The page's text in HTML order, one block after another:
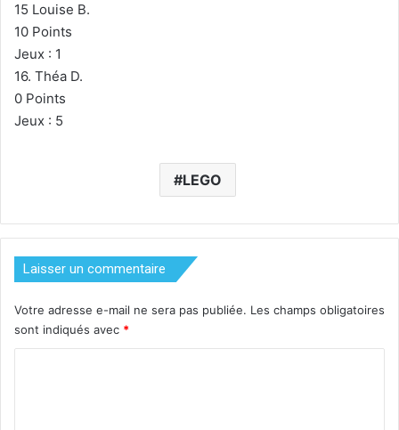
15 Louise B.
10 Points
Jeux : 1
16. Théa D.
0 Points
Jeux : 5
LEGO
Laisser un commentaire
Votre adresse e-mail ne sera pas publiée. Les champs obligatoires
sont indiqués avec *